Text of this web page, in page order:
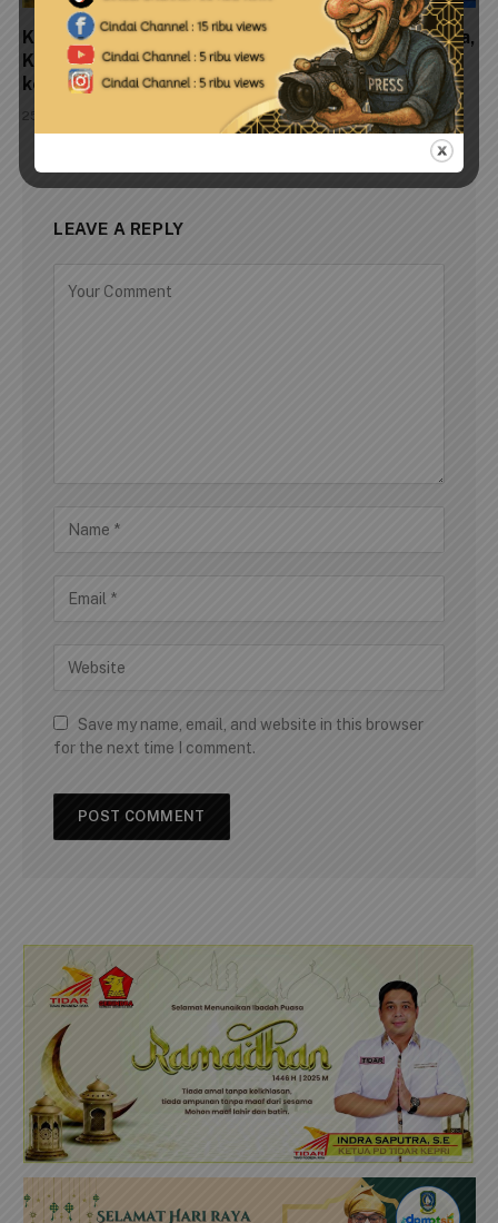
Kejari Tanjungpinang Pastikan Ada Peristiwa Pidana,
Kasus Penimbunan Mangrove Dompak Segera Naik
ke Penyidikan
25 Juli 2026
LEAVE A REPLY
Save my name, email, and website in this browser
for the next time I comment.